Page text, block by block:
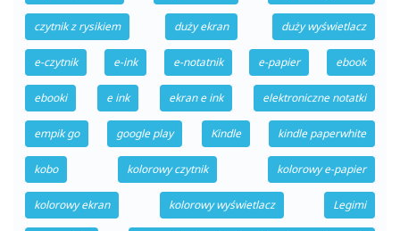
czytnik z rysikiem duży ekran duży wyświetlacz
e-czytnik e-ink e-notatnik e-papier ebook
ebooki e ink ekran e ink elektroniczne notatki
empik go google play Kindle kindle paperwhite
kobo kolorowy czytnik kolorowy e-papier
kolorowy ekran kolorowy wyświetlacz Legimi